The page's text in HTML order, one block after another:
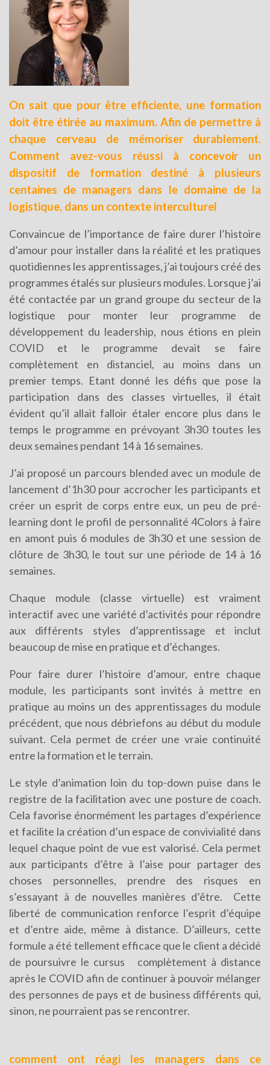
On sait que pour être efficiente, une formation
doit être étirée au maximum. Afin de permettre à
chaque cerveau de mémoriser durablement.
Comment avez-vous réussi à concevoir un
dispositif de formation destiné à plusieurs
centaines de managers dans le domaine de la
logistique, dans un contexte interculturel
Convaincue de l’importance de faire durer l’histoire
d’amour pour installer dans la réalité et les pratiques
quotidiennes les apprentissages, j’ai toujours créé des
programmes étalés sur plusieurs modules. Lorsque j’ai
été contactée par un grand groupe du secteur de la
logistique pour monter leur programme de
développement du leadership, nous étions en plein
COVID et le programme devait se faire
complètement en distanciel, au moins dans un
premier temps. Etant donné les défis que pose la
participation dans des classes virtuelles, il était
évident qu’il allait falloir étaler encore plus dans le
temps le programme en prévoyant 3h30 toutes les
deux semaines pendant 14 à 16 semaines.
J’ai proposé un parcours blended avec un module de
lancement d’1h30 pour accrocher les participants et
créer un esprit de corps entre eux, un peu de pré-
learning dont le profil de personnalité 4Colors à faire
en amont puis 6 modules de 3h30 et une session de
clôture de 3h30, le tout sur une période de 14 à 16
semaines.
Chaque module (classe virtuelle) est vraiment
interactif avec une variété d’activités pour répondre
aux différents styles d’apprentissage et inclut
beaucoup de mise en pratique et d’échanges.
Pour faire durer l’histoire d’amour, entre chaque
module, les participants sont invités à mettre en
pratique au moins un des apprentissages du module
précédent, que nous débriefons au début du module
suivant. Cela permet de créer une vraie continuité
entre la formation et le terrain.
Le style d’animation loin du top-down puise dans le
registre de la facilitation avec une posture de coach.
Cela favorise énormément les partages d’expérience
et facilite la création d’un espace de convivialité dans
lequel chaque point de vue est valorisé. Cela permet
aux participants d’être à l’aise pour partager des
choses personnelles, prendre des risques en
s’essayant à de nouvelles manières d’être.
Cette
liberté de communication renforce l’esprit d’équipe
et d’entre aide, même à distance. D’ailleurs, cette
formule a été tellement efficace que le client a décidé
de poursuivre le cursus
complètement à distance
après le COVID afin de continuer à pouvoir mélanger
des personnes de pays et de business différents qui,
sinon, ne pourraient pas se rencontrer.
comment ont réagi les managers dans ce